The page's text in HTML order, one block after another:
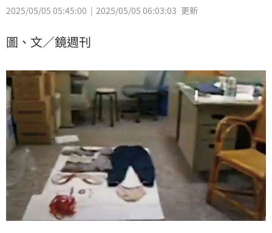
2025/05/05 05:45:00 2025/05/05 06:03:03 更新
圖、文／鏡週刊